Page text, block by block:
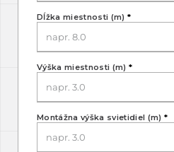
Dĺžka miestnosti (m) *
Výška miestnosti (m) *
Montážna výška svietidiel (m) *